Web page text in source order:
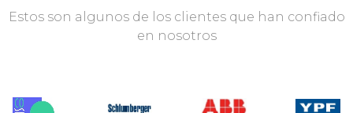
Estos son algunos de los clientes que han confiado
en nosotros